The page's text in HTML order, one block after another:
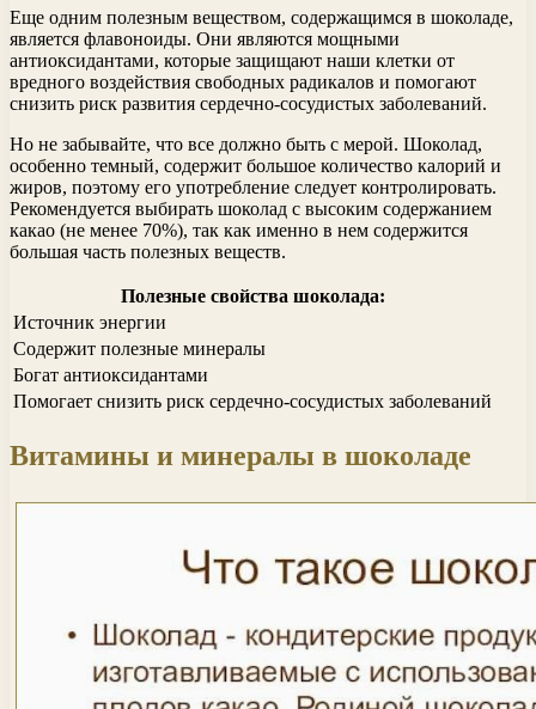
Еще одним полезным веществом, содержащимся в шоколаде,
является флавоноиды. Они являются мощными
антиоксидантами, которые защищают наши клетки от
вредного воздействия свободных радикалов и помогают
снизить риск развития сердечно-сосудистых заболеваний.
Но не забывайте, что все должно быть с мерой. Шоколад,
особенно темный, содержит большое количество калорий и
жиров, поэтому его употребление следует контролировать.
Рекомендуется выбирать шоколад с высоким содержанием
какао (не менее 70%), так как именно в нем содержится
большая часть полезных веществ.
Полезные свойства шоколада:
Источник энергии
Содержит полезные минералы
Богат антиоксидантами
Помогает снизить риск сердечно-сосудистых заболеваний
Витамины и минералы в шоколаде